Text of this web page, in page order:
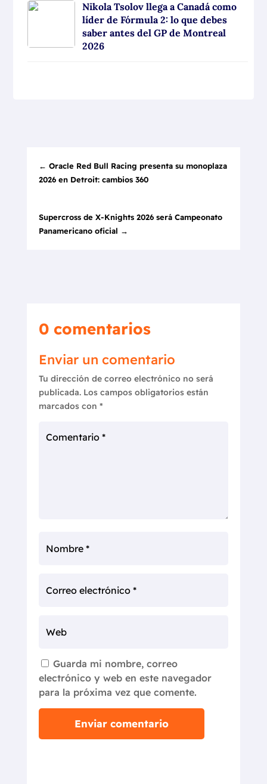
Nikola Tsolov llega a Canadá como
líder de Fórmula 2: lo que debes
saber antes del GP de Montreal
2026
← Oracle Red Bull Racing presenta su monoplaza
2026 en Detroit: cambios 360
Supercross de X-Knights 2026 será Campeonato
Panamericano oficial →
0 comentarios
Enviar un comentario
Tu dirección de correo electrónico no será
publicada. Los campos obligatorios están
marcados con *
Guarda mi nombre, correo
electrónico y web en este navegador
para la próxima vez que comente.
Enviar comentario